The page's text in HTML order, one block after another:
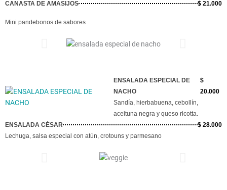
CANASTA DE AMASIJOS
$ 21.000
Mini pandebonos de sabores
ENSALADA ESPECIAL DE
NACHO
$
20.000
Sandía, hierbabuena, cebollín,
aceituna negra y queso ricotta.
ENSALADA CÉSAR
$ 28.000
Lechuga, salsa especial con atún, crotouns y parmesano